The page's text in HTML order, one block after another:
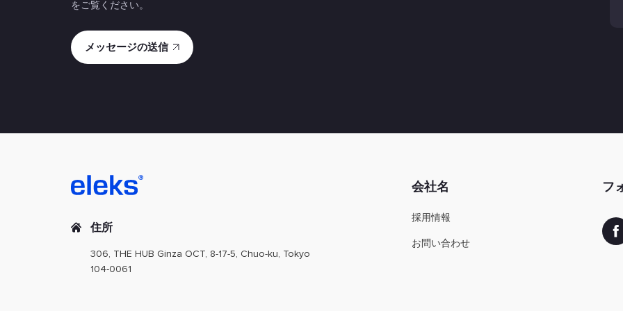
をご覧ください。
住所
306, THE HUB Ginza OCT, 8-17-5, Chuo-ku, Tokyo
104-0061
会社名
採用情報
お問い合わせ
フ